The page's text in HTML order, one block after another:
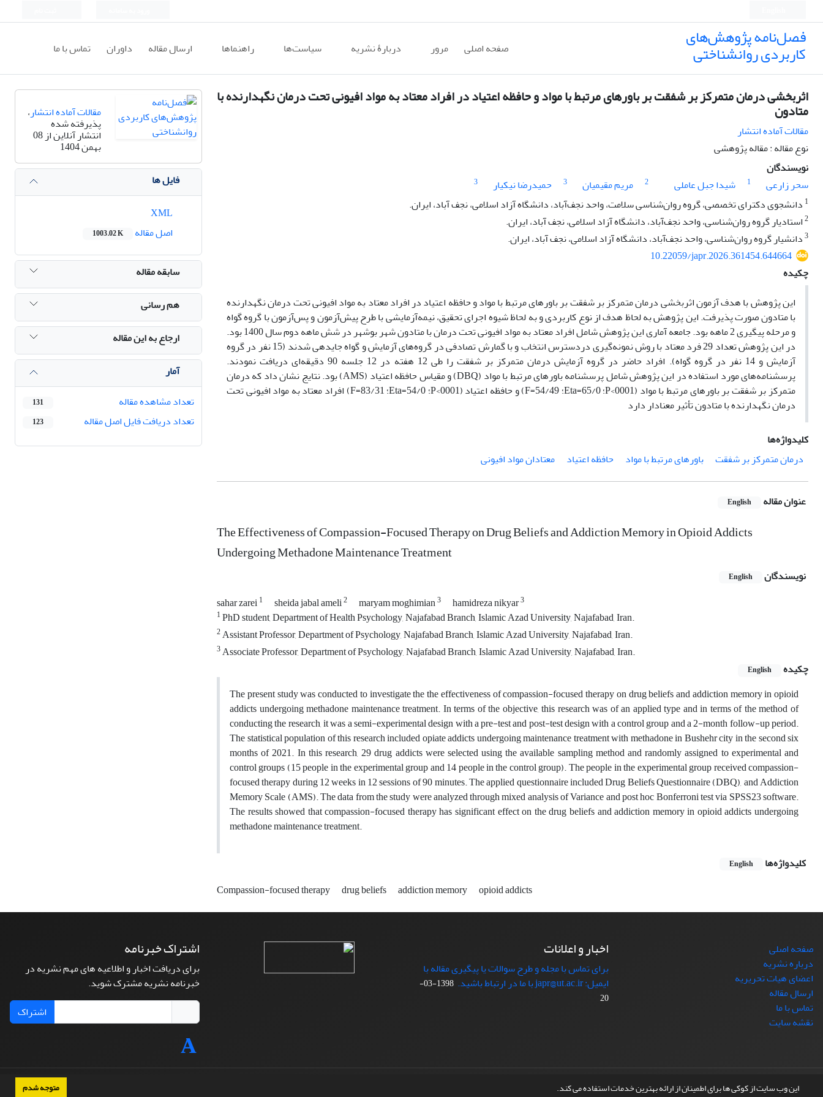
این وب سایت از کوکی ها برای اطمینان از ارائه بهترین خدمات استفاده می کند. متوجه شدم
فصل‌نامه پژوهش‌های
کاربردی روانشناختی صفحه اصلی مرور دربارۀ نشریه سیاست‌ها راهنماها ارسال مقاله داوران تماس با ما
اثربخشی درمان متمرکز بر شفقت بر باورهای مرتبط با مواد و حافظه اعتیاد در افراد معتاد به مواد افیونی تحت درمان نگهدارنده با
متادون
مقالات آماده انتشار
نوع مقاله : مقاله پژوهشی
نویسندگان
سحر زارعی
1 شیدا جبل عاملی 2 مریم مقیمیان 3 حمیدرضا نیکیار
3
1 دانشجوی دکترای تخصصی، گروه روان‌شناسی سلامت، واحد نجف‌آباد، دانشگاه آزاد اسلامی، نجف آباد، ایران.
2استادیار گروه روان‌شناسی، واحد نجف‌آباد، دانشگاه آزاد اسلامی، نجف آباد، ایران.
3دانشیار گروه روان‌شناسی، واحد نجف‌آباد، دانشگاه آزاد اسلامی، نجف آباد، ایران.
10.22059/japr.2026.361454.644664
چکیده
این پژوهش با هدف آزمون اثربخشی درمان متمرکز بر شفقت بر باورهای مرتبط با مواد و حافظه اعتیاد در افراد معتاد به مواد افیونی تحت درمان نگهدارنده
با متادون صورت پذیرفت. این پژوهش به لحاظ هدف از نوع کاربردی و به لحاظ شیوه اجرای تحقیق، نیمه‌آزمایشی با طرح پیش‌آزمون و پس‌آزمون با گروه گواه
و مرحله پیگیری 2 ماهه بود. جامعه آماری این پژوهش شامل افراد معتاد به مواد افیونی تحت درمان با متادون شهر بوشهر در شش ماهه دوم سال 1400 بود.
در این پژوهش تعداد 29 فرد معتاد با روش نمونه‌گیری دردسترس انتخاب و با گمارش تصادفی در گروه‌های آزمایش و گواه جایدهی شدند (15 نفر در گروه
آزمایش و 14 نفر در گروه گواه). افراد حاضر در گروه آزمایش درمان متمرکز بر شفقت را طی 12 هفته در 12 جلسه 90 دقیقه‌ای دریافت نمودند.
پرسشنامه‌های‌ مورد استفاده در این پژوهش شامل پرسشنامه‌ باورهای مرتبط با مواد (DBQ) و مقیاس حافظه اعتیاد (AMS) بود. نتایج نشان داد که درمان
متمرکز بر شفقت بر باورهای مرتبط با مواد (0001>P؛ 65/0=Eta؛ 54/49=F) و حافظه اعتیاد (0001>P؛ 54/0=Eta؛ 83/31=F) افراد معتاد به مواد افیونی تحت
درمان نگهدارنده با متادون تأثیر معنادار دارد
کلیدواژه‌ها
درمان متمرکز بر شفقت
باورهای مرتبط با مواد حافظه اعتیاد معتادان مواد افیونی
عنوان مقاله English
The Effectiveness of Compassion-Focused Therapy on Drug Beliefs and Addiction Memory in Opioid Addicts
Undergoing Methadone Maintenance Treatment
نویسندگان English
sahar zarei1 sheida jabal ameli2 maryam moghimian3 hamidreza nikyar3
1PhD student, Department of Health Psychology, Najafabad Branch, Islamic Azad University, Najafabad, Iran.
2Assistant Professor, Department of Psychology, Najafabad Branch, Islamic Azad University, Najafabad, Iran.
3Associate Professor, Department of Psychology, Najafabad Branch, Islamic Azad University, Najafabad, Iran.
چکیده
English
The present study was conducted to investigate the the effectiveness of compassion-focused therapy on drug beliefs and addiction memory in opioid
addicts undergoing methadone maintenance treatment. In terms of the objective, this research was of an applied type and in terms of the method of
conducting the research, it was a semi-experimental design with a pre-test and post-test design with a control group and a 2-month follow-up period.
The statistical population of this research included opiate addicts undergoing maintenance treatment with methadone in Bushehr city in the second six
months of 2021. In this research, 29 drug addicts were selected using the available sampling method and randomly assigned to experimental and
control groups (15 people in the experimental group and 14 people in the control group). The people in the experimental group received compassion-
focused therapy during 12 weeks in 12 sessions of 90 minutes. The applied questionnaire included Drug Beliefs Questionnaire (DBQ), and Addiction
Memory Scale (AMS). The data from the study were analyzed through mixed analysis of Variance and post hoc Bonferroni test via SPSS23 software.
The results showed that compassion-focused therapy has significant effect on the drug beliefs and addiction memory in opioid addicts undergoing
methadone maintenance treatment.
کلیدواژه‌ها
English
Compassion-focused therapy drug beliefs addiction memory opioid addicts
مقالات آماده انتشار،
پذیرفته شده
انتشار آنلاین از 08
بهمن 1404
فایل ها
اصل مقاله
1003.02 K
سابقه مقاله
هم رسانی
ارجاع به این مقاله
آمار
تعداد مشاهده مقاله
131
تعداد دریافت فایل اصل مقاله 123
صفحه اصلی
درباره نشریه
اعضای هیات تحریریه
ارسال مقاله
تماس با ما
نقشه سایت
اخبار و اعلانات
برای تماس با مجله و طرح سوالات یا پیگیری مقاله با
ایمیل: japr@ut.ac.ir با ما در ارتباط باشید.
1398-03-
20
اشتراک خبرنامه
برای دریافت اخبار و اطلاعیه های مهم نشریه در
خبرنامه نشریه مشترک شوید.
اشتراک
© سامانه مدیریت نشریات علمی.طراحی و پیاده سازی ازسیناوب